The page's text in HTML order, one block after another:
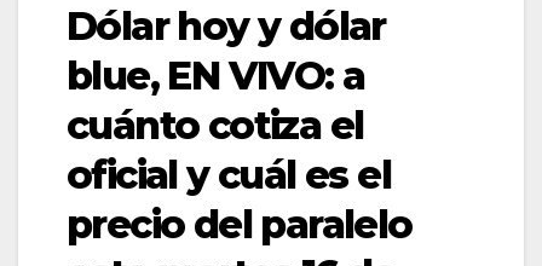
Dólar hoy y dólar
blue, EN VIVO: a
cuánto cotiza el
oficial y cuál es el
precio del paralelo